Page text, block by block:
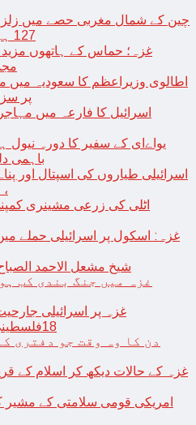
چین کے شمال مغربی حصے میں
127 ہوگئی، 700 افراد زخمی
اطالوی وزیراعظم کا سعودیہ
پر
یواےای کے سفیر کا دورہ نیول
باہمی
اسرائیلی طیاروں کی اسپتال اور
،
اٹلی کی زرعی مشینری
غزہ: اسکول پر اسرائیلی حملے
شیخ مشعل الاحمد
غزہ میں جنگ بندی کب
18فلسطینی شہید ، درجنوں زخمی
دن کا وہ وقت جو دفتری
امریکی قومی سلامتی کے مشیر